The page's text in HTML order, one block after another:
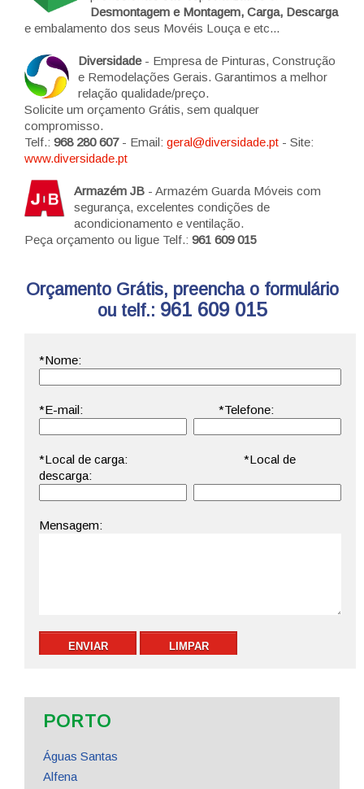
Desmontagem e Montagem, Carga, Descarga
e embalamento dos seus Movéis Louça e etc...
Diversidade- Empresa de Pinturas, Construção
e Remodelações Gerais. Garantimos a melhor
relação qualidade/preço.
Solicite um orçamento Grátis, sem qualquer
compromisso.
Telf.: 968 280 607- Email: geral@diversidade.pt - Site:
www.diversidade.pt
Armazém JB - Armazém Guarda Móveis com
segurança, excelentes condições de
acondicionamento e ventilação.
Peça orçamento ou ligue Telf.: 961 609 015
Orçamento Grátis, preencha o formulário
ou telf.: 961 609 015
PORTO
Águas Santas
Alfena